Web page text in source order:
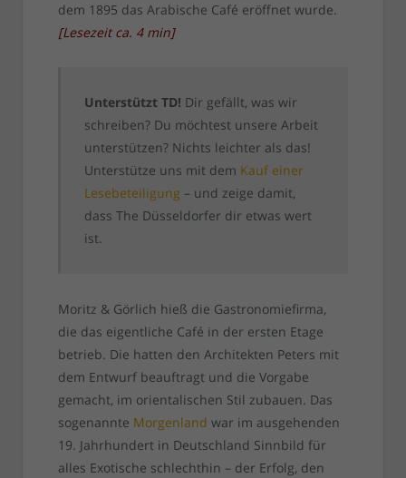
dem 1895 das Arabische Café eröffnet wurde.
[Lesezeit ca. 4 min]
Unterstützt TD! Dir gefällt, was wir
schreiben? Du möchtest unsere Arbeit
unterstützen? Nichts leichter als das!
Unterstütze uns mit dem Kauf einer
Lesebeteiligung – und zeige damit,
dass The Düsseldorfer dir etwas wert
ist.
Moritz & Görlich hieß die Gastronomiefirma,
die das eigentliche Café in der ersten Etage
betrieb. Die hatten den Architekten Peters mit
dem Entwurf beauftragt und die Vorgabe
gemacht, im orientalischen Stil zubauen. Das
sogenannte Morgenland war im ausgehenden
19. Jahrhundert in Deutschland Sinnbild für
alles Exotische schlechthin – der Erfolg, den